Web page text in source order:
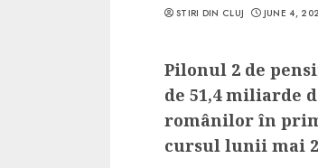
STIRI DIN CLUJ JUNE 4,
Pilonul 2 de
de 51,4 miliarde
românilor în
cursul lunii mai
SpotOn Cluj
“Orasul
ALEXANDRU S.